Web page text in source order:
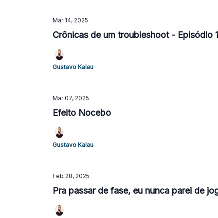
Mar 14, 2025
Crônicas de um troubleshoot - Episódio 1
Gustavo Kalau
Mar 07, 2025
Efeito Nocebo
Gustavo Kalau
Feb 28, 2025
Pra passar de fase, eu nunca parei de